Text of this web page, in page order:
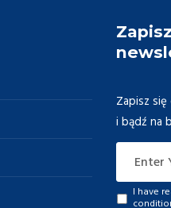
Zapisz
i bądź na
I have